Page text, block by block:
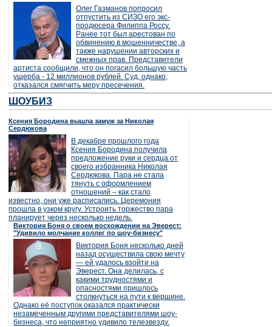
Олег Газманов попросил
отпустить из СИЗО его экс-
продюсера Филиппа Россу.
Ранее тот был арестован по
обвинению в мошенничестве, а
также нарушении авторских и
смежных прав. Представители
артиста сообщили, что он погасил большую часть
ущерба - 12 миллионов рублей. Суд, однако,
отказался смягчить меру пресечения.
ШОУБИЗ
Ксения Бородина вышла замуж за Николая
Сердюкова
В декабре прошлого года
Ксения Бородина получила
предложение руки и сердца от
своего избранника Николая
Сердюкова. Пара не стала
тянуть с оформлением
отношений – как стало
известно, они уже расписались. Церемония
прошла в узком кругу. Устроить торжество пара
планирует через несколько недель.
Виктория Боня о своем восхождении на Эверест:
"Удивило молчание коллег по шоу-бизнесу"
Виктория Боня несколько дней
назад осуществила свою мечту
— ей удалось взойти на
Эверест. Она делилась, с
какими трудностями и
опасностями пришлось
столкнуться на пути к вершине.
Однако её поступок оказался практически
незамеченным другими представителями шоу-
бизнеса, что неприятно удивило телезвезду.